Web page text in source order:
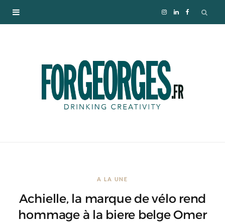
I
s
m
L
k
A LA UNE
Achielle, la marque de vélo rend
hommage à la biere belge Omer